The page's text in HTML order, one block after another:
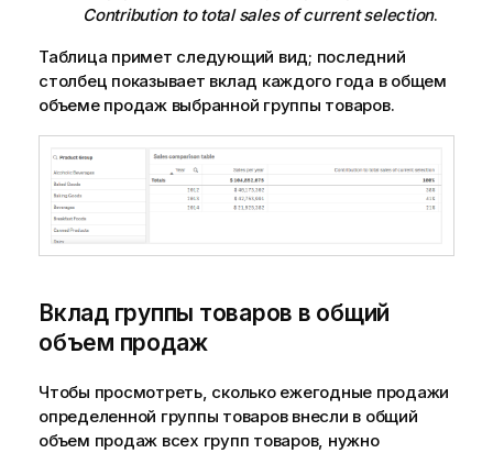
Contribution to total sales of current selection.
Таблица примет следующий вид; последний
столбец показывает вклад каждого года в общем
объеме продаж выбранной группы товаров.
Вклад группы товаров в общий
объем продаж
Чтобы просмотреть, сколько ежегодные продажи
определенной группы товаров внесли в общий
объем продаж всех групп товаров, нужно